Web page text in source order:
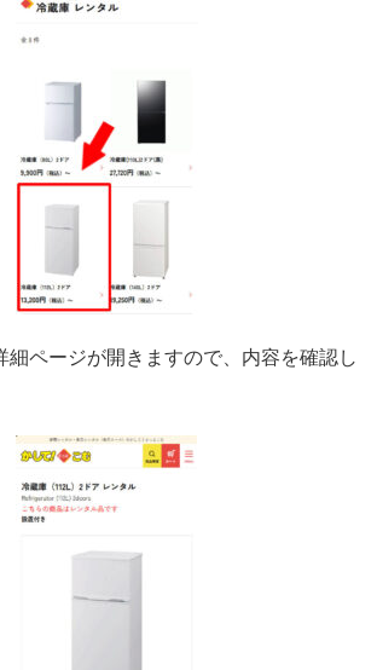
細ページが開きますので、内容を確認し